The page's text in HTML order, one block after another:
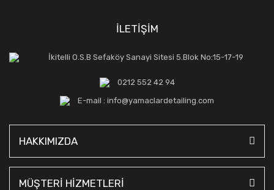
İLETİŞİM
İkitelli O.S.B Sefaköy Sanayi Sitesi 5.Blok No:15-17-19
0212 552 42 94
E-mail : info@yamaclardetailing.com
HAKKIMIZDA
MÜŞTERİ HİZMETLERİ